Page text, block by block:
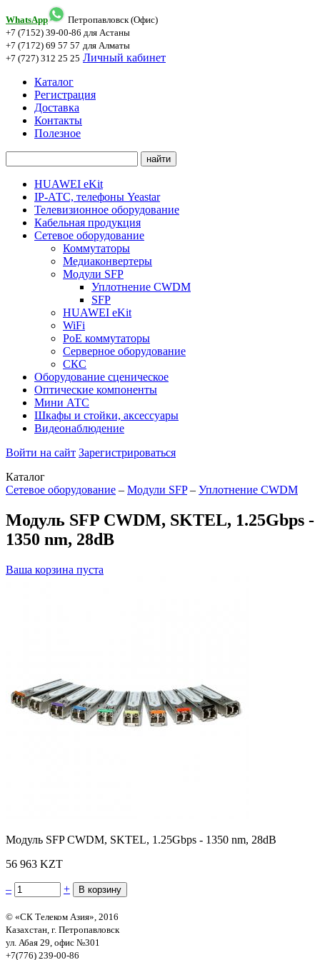
WhatsApp
Петропавловск (Офис)
+7 (7152) 39-00-86 для Астаны
+7 (7172) 69 57 57 для Алматы
+7 (727) 312 25 25 Личный кабинет
Каталог
Регистрация
Доставка
Контакты
Полезное
HUAWEI eKit
IP-АТС, телефоны Yeastar
Телевизионное оборудование
Кабельная продукция
Сетевое оборудование
Коммутаторы
Медиаконвертеры
Модули SFP
Уплотнение CWDM
SFP
HUAWEI eKit
WiFi
PoE коммутаторы
Серверное оборудование
СКС
Оборудование сценическое
Оптические компоненты
Мини АТС
Шкафы и стойки, аксессуары
Видеонаблюдение
Войти на сайт Зарегистрироваться
Каталог
Сетевое оборудование – Модули SFP– Уплотнение CWDM
Модуль SFP CWDM, SKTEL, 1.25Gbps -
1350 nm, 28dB
Ваша корзина пуста
Модуль SFP CWDM, SKTEL, 1.25Gbps - 1350 nm, 28dB
56 963 KZT
– +
© «СК Телеком Азия», 2016
Казахстан, г. Петропавловск
ул. Абая 29, офис №301
+7(776) 239-00-86